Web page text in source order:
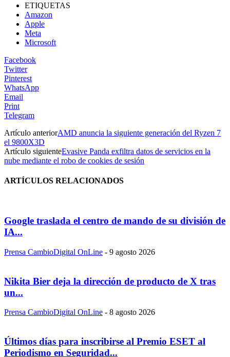
ETIQUETAS
Amazon
Apple
Meta
Microsoft
Facebook
Twitter
Pinterest
WhatsApp
Email
Print
Telegram
Artículo anteriorAMD anuncia la siguiente generación del Ryzen 7
el 9800X3D
Artículo siguienteEvasive Panda exfiltra datos de servicios en la
nube mediante el robo de cookies de sesión
ARTÍCULOS RELACIONADOS
Google traslada el centro de mando de su división de
IA...
Prensa CambioDigital OnLine - 9 agosto 2026
Nikita Bier deja la dirección de producto de X tras
un...
Prensa CambioDigital OnLine - 8 agosto 2026
Últimos días para inscribirse al Premio ESET al
Periodismo en Seguridad...